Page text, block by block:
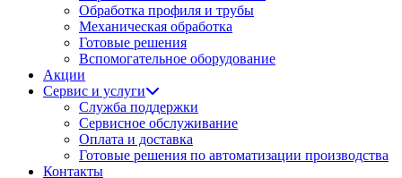
Обработка профиля и трубы
Механическая обработка
Готовые решения
Вспомогательное оборудование
Акции
Сервис и услуги
Служба поддержки
Сервисное обслуживание
Оплата и доставка
Готовые решения по автоматизации производства
Контакты